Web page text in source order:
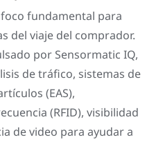
fundamental para
del viaje del comprador.
por Sensormatic IQ,
de tráfico, sistemas de
(EAS),
(RFID), visibilidad
de video para ayudar a